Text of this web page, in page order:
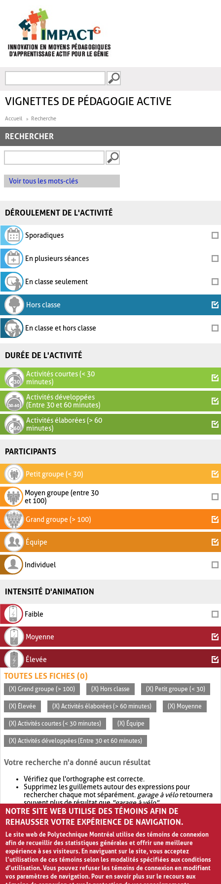
FORMULAIRE DE
VIGNETTES DE PÉDAGOGIE ACTIVE
Accueil Recherche
RECHERCHER
Voir tous les mots-clés
DÉROULEMENT DE L'ACTIVITÉ
Sporadiques
En plusieurs séances
En classe seulement
Hors classe
En classe et hors classe
DURÉE DE L'ACTIVITÉ
Activités courtes (< 30
minutes)
Activités développées
(Entre 30 et 60 minutes)
Activités élaborées (> 60
minutes)
PARTICIPANTS
Petit groupe (< 30)
Moyen groupe (entre 30
et 100)
Grand groupe (> 100)
Équipe
Individuel
INTENSITÉ D'ANIMATION
Faible
Moyenne
Élevée
TOUTES LES FICHES (0)
(X) Grand groupe (> 100) (X) Hors classe (X) Petit groupe (< 30)
(X) Élevée (X) Activités élaborées (> 60 minutes) (X) Moyenne
(X) Activités courtes (< 30 minutes) (X) Équipe
(X) Activités développées (Entre 30 et 60 minutes)
Votre recherche n'a donné aucun résultat
Vérifiez que l'orthographe est correcte.
Supprimez les guillemets autour des expressions pour
rechercher chaque mot séparément. garage à véloretournera
souvent plus de résultat que"garage à vélo".
Envisagez d'élargir votre recherche avec OR.garage OR vélo
retournera souvent plus de résultat quegarage à vélo
NOTRE SITE WEB UTILISE DES TÉMOINS AFIN DE
REHAUSSER VOTRE EXPÉRIENCE DE NAVIGATION.
Le site web de Polytechnique Montréal utilise des témoins de connexion
afin de recueillir des statistiques générales et offrir une meilleure
expérience à ses visiteurs. En naviguant sur le site, vous acceptez
l’utilisation de ces témoins selon les modalités spécifiées aux conditions
d’utilisation. Vous pouvez refuser les témoins de connexion en modifiant
vos paramètres de navigation. Pour en savoir plus sur le recours aux